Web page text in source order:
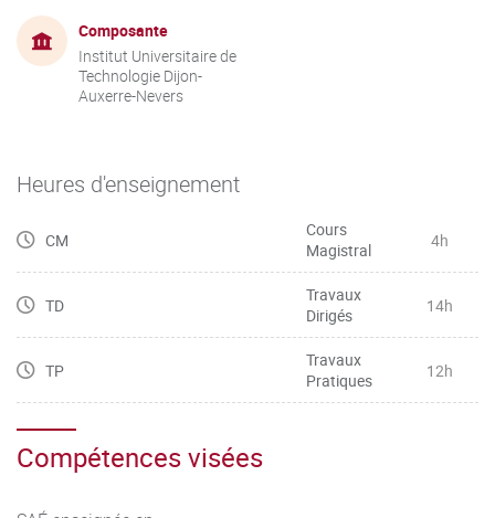
Composante
Institut Universitaire de
Technologie Dijon-
Auxerre-Nevers
Heures d'enseignement
CM
Cours
Magistral
4h
TD
Travaux
Dirigés
14h
TP
Travaux
Pratiques
12h
Compétences visées